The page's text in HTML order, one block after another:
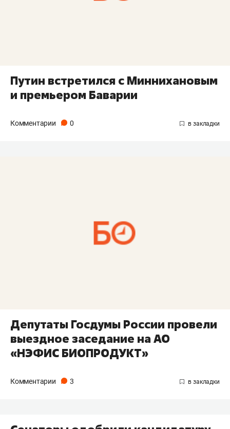
Путин встретился с Миннихановым
и премьером Баварии
Комментарии 0
Депутаты Госдумы России провели
выездное заседание на АО
«НЭФИС БИОПРОДУКТ»
Комментарии 3